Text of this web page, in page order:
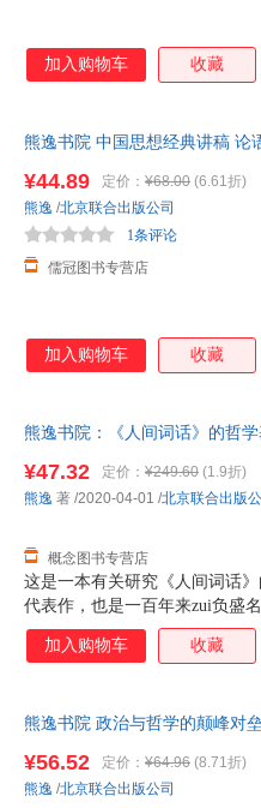
加入购物车 收藏
熊逸书院 中国思想经典讲稿 论
发货 部分书籍卖价高于定价 介
¥44.89 定价： ¥68.00 (6.61折)
儒冠图书专营店
1条评论
熊逸 /北京联合出版公司
加入购物车 收藏
熊逸书院：《人间词话》的哲
这是一本有关研究《人间词话
代表作，也是一百年来zui负盛
与中西学术之交，王国维用中
照下，发前人所未见，细致入
¥47.32 定价： ¥249.60 (1.9折)
概念图书专营店
熊逸 著 /2020-04-01 /北京联合出版
加入购物车 收藏
熊逸书院 政治与哲学的颠峰对
¥56.52 定价： ¥64.96 (8.71折)
熊逸 /北京联合出版公司